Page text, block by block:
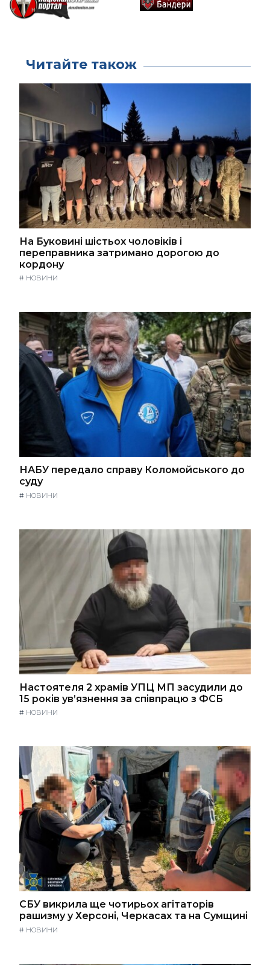
Читайте також
На Буковині шістьох чоловіків і
переправника затримано дорогою до
кордону
# НОВИНИ
НАБУ передало справу Коломойського до
суду
# НОВИНИ
Настоятеля 2 храмів УПЦ МП засудили до
15 років ув’язнення за співпрацю з ФСБ
# НОВИНИ
СБУ викрила ще чотирьох агітаторів
рашизму у Херсоні, Черкасах та на Сумщині
# НОВИНИ